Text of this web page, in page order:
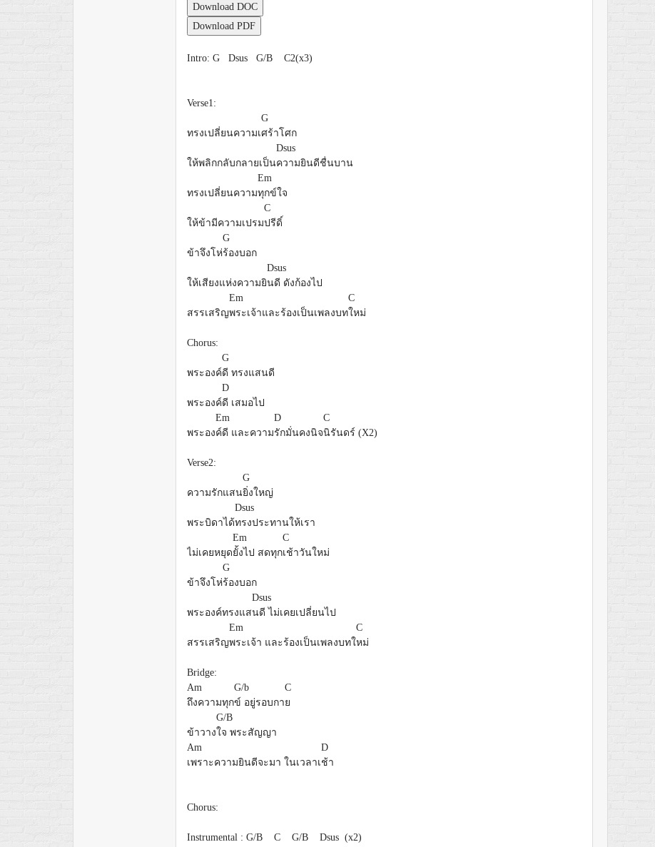
Download DOC
Download PDF
Intro: G Dsus G/B C2(x3)
Verse1:
G
ทรงเปลี่ยนความเศร้าโศก
Dsus
ให้พลิกกลับกลายเป็นความยินดีชื่นบาน
Em
ทรงเปลี่ยนความทุกข์ใจ
C
ให้ข้ามีความเปรมปรีดิ์
G
ข้าจึงโห่ร้องบอก
Dsus
ให้เสียงแห่งความยินดี ดังก้องไป
Em
C
สรรเสริญพระเจ้าและร้องเป็นเพลงบทใหม่
Chorus:
G
พระองค์ดี ทรงแสนดี
D
พระองค์ดี เสมอไป
Em
D
C
พระองค์ดี และความรักมั่นคงนิจนิรันดร์ (X2)
Verse2:
G
ความรักแสนยิ่งใหญ่
Dsus
พระบิดาได้ทรงประทานให้เรา
Em
C
ไม่เคยหยุดยั้งไป สดทุกเช้าวันใหม่
G
ข้าจึงโห่ร้องบอก
Dsus
พระองค์ทรงแสนดี ไม่เคยเปลี่ยนไป
Em
C
สรรเสริญพระเจ้า และร้องเป็นเพลงบทใหม่
Bridge:
Am
G/b
C
ถึงความทุกข์ อยู่รอบกาย
G/B
ข้าวางใจ พระสัญญา
Am
D
เพราะความยินดีจะมา ในเวลาเช้า
Chorus:
Instrumental : G/B C G/B Dsus (x2)